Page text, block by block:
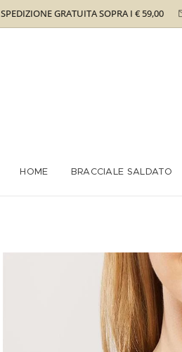
SPEDIZIONE GRATUITA SOPRA I € 59,00
HOME BRACCIALE SALDATO